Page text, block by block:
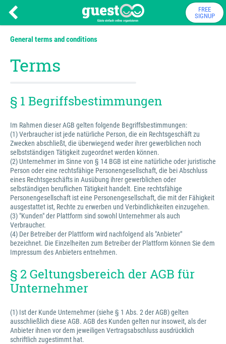
FREE
SIGNUP
General terms and conditions
Terms
§ 1 Begriffsbestimmungen
Im Rahmen dieser AGB gelten folgende Begriffsbestimmungen:
(1) Verbraucher ist jede natürliche Person, die ein Rechtsgeschäft zu
Zwecken abschließt, die überwiegend weder ihrer gewerblichen noch
selbstständigen Tätigkeit zugeordnet werden können.
(2) Unternehmer im Sinne von § 14 BGB ist eine natürliche oder juristische
Person oder eine rechtsfähige Personengesellschaft, die bei Abschluss
eines Rechtsgeschäfts in Ausübung ihrer gewerblichen oder
selbständigen beruflichen Tätigkeit handelt. Eine rechtsfähige
Personengesellschaft ist eine Personengesellschaft, die mit der Fähigkeit
ausgestattet ist, Rechte zu erwerben und Verbindlichkeiten einzugehen.
(3) "Kunden" der Plattform sind sowohl Unternehmer als auch
Verbraucher.
(4) Der Betreiber der Plattform wird nachfolgend als "Anbieter"
bezeichnet. Die Einzelheiten zum Betreiber der Plattform können Sie dem
Impressum des Anbieters entnehmen.
§ 2 Geltungsbereich der AGB für
Unternehmer
(1) Ist der Kunde Unternehmer (siehe § 1 Abs. 2 der AGB) gelten
ausschließlich diese AGB. AGB des Kunden gelten nur insoweit, als der
Anbieter ihnen vor dem jeweiligen Vertragsabschluss ausdrücklich
schriftlich zugestimmt hat.